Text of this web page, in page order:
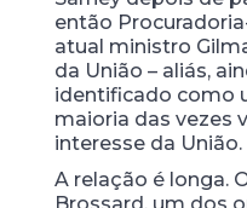
então
atual ministro
da União – aliás,
identificado como
maioria das vezes
interesse da União.
A relação é longa.